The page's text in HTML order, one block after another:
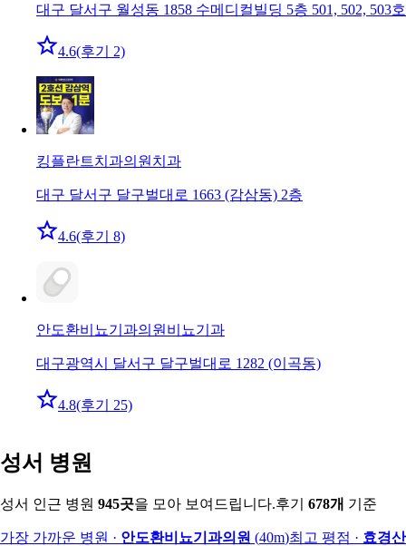
대구 달서구 월성동 1858 수메디컬빌딩 5층 501, 502, 503호
4.6(후기 2)
킹플란트치과의원 치과
대구 달서구 달구벌대로 1663 (감삼동) 2층
4.6(후기 8)
안도환비뇨기과의원 비뇨기과
대구광역시 달서구 달구벌대로 1282 (이곡동)
4.8(후기 25)
성서 병원
성서 인근 병원 945곳을 모아 보여드립니다.후기 678개 기준
가장 가까운 병원 · 안도환비뇨기과의원 (40m)최고 평점 · 효경산